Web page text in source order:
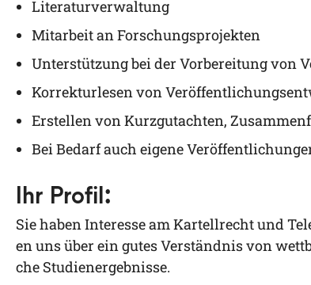
Lite­ra­tur­ver­wal­tung
Mit­ar­beit an Forschungsprojekten
Unter­stüt­zung bei der Vor­be­rei­tung von
Kor­rek­tur­le­sen von
Erstel­len von Kurz­gut­ach­ten,
Bei Bedarf auch eige­ne
Ihr Profil:
Sie haben Inter­es­se am Kar­tell­recht und
en uns über eingutes Ver­ständ­nis von
che Studienergebnisse.